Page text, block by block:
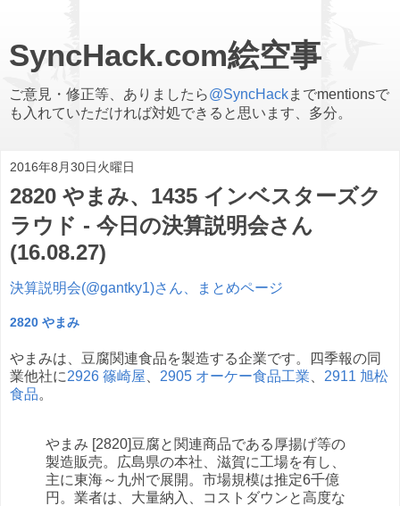
SyncHack.com絵空事
ご意見・修正等、ありましたら@SyncHackまでmentionsで
も入れていただければ対処できると思います、多分。
2016年8月30日火曜日
2820 やまみ、1435 インベスターズク
ラウド - 今日の決算説明会さん
(16.08.27)
決算説明会(@gantky1)さん、まとめページ
2820 やまみ
やまみは、豆腐関連食品を製造する企業です。四季報の同
業他社に2926 篠崎屋 2905 オーケー食品工業
2911 旭松
食品。
やまみ [2820]豆腐と関連商品である厚揚げ等の
製造販売。広島県の本社、滋賀に工場を有し、
主に東海～九州で展開。市場規模は推定6千億
円。業者は、大量納入、コストダウンと高度な